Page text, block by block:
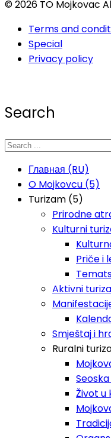
© 2026 TO Mojkovac
Terms and
Special
Privacy policy
Search
Главная (RU)
O Mojkovcu (5)
Turizam (5)
Prirodne
Kulturni
Priče i
Aktivni
Smještaj i
Ruralni
Život u